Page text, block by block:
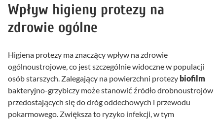
Wpływ higieny protezy na
zdrowie ogólne
Higiena protezy ma znaczący wpływ na zdrowie
ogólnoustrojowe, co jest szczególnie widoczne w populacji
osób starszych. Zalegający na powierzchni protezy biofilm
bakteryjno-grzybiczy może stanowić źródło drobnoustrojów
przedostających się do dróg oddechowych i przewodu
pokarmowego. Zwiększa to ryzyko infekcji, w tym